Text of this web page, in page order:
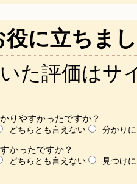
役に立ちま
た評価はサ
りやすかったですか？
どちらとも言えない 分かり
かったですか？
どちらとも言えない 見つけ